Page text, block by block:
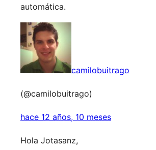
automática.
camilobuitrago
(@camilobuitrago)
hace 12 años, 10 meses
Hola Jotasanz,